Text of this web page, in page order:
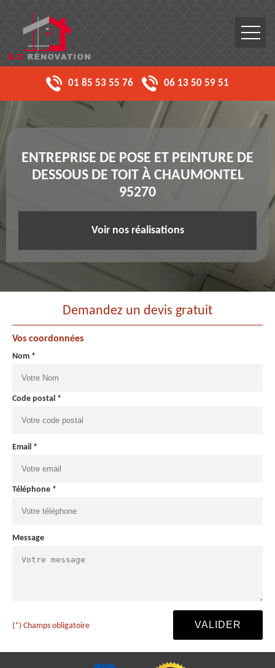
01 85 53 55 76 06 13 50 59 51
ENTREPRISE DE POSE ET PEINTURE DE
DESSOUS DE TOIT À CHAUMONTEL
95270
Voir nos réalisations
Demandez un devis gratuit
Vos coordonnées
Nom *
Code postal *
Email *
Téléphone *
Message
(*) Champs obligatoire